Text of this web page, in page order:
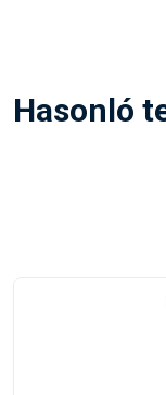
Hasonló